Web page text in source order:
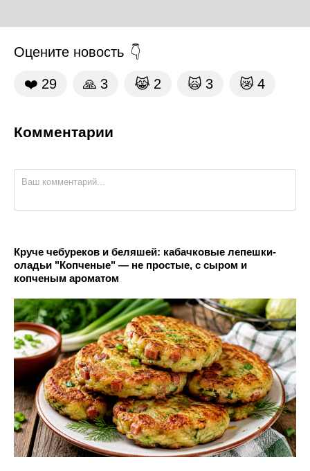
Оцените новость
❤️ 29 🙏 3 😹 2 🙀 3 😿 4
Комментарии
Круче чебуреков и беляшей: кабачковые лепешки-
оладьи "Копченые" — не простые, с сыром и
копченым ароматом